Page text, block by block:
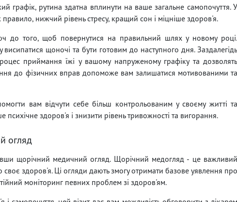
графік, рутина здатна вплинути на ваше загальне самопочуття. У
нижчий рівень стресу, кращий сон і міцніше здоров'я.
до того, щоб повернутися на правильний шлях у новому році.
щоночі та бути готовим до наступного дня. Заздалегідь
приймання їжі у вашому напруженому графіку та дозволять
до фізичних вправ допоможе вам залишатися мотивованими та
вам відчути себе більш контрольованим у своєму житті та
здоров'я і знизити рівень тривожності та вигорання.
огляд
щорічний медичний огляд. Щорічний медогляд - це важливий
здоров'я. Ці огляди дають змогу отримати базове уявлення про
моніторинг певних проблем зі здоров'ям.